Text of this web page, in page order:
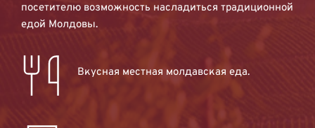
посетителю возможность насладиться традиционной
едой Молдовы.
Вкусная местная молдавская еда.